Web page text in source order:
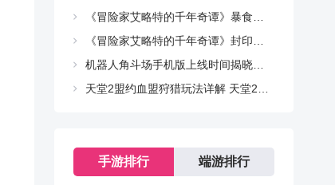
《冒险家艾略特的千年奇谭》暴食领主打法技巧分享
《冒险家艾略特的千年奇谭》封印施法者打法技巧分享
机器人角斗场手机版上线时间揭晓｜最新版本发布动态与预约入口
天堂2盟约血盟狩猎玩法详解 天堂2血盟狩猎活动流程与技巧指南
手游排行 端游排行